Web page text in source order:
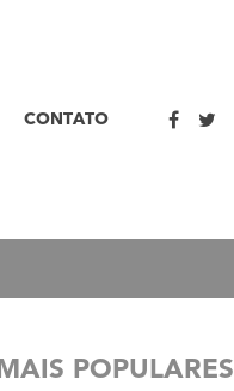
CONTATO
MAIS POPULARES